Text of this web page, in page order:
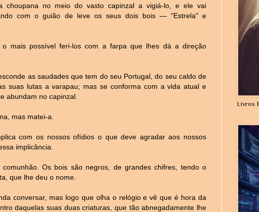
choupana no meio do vasto capinzal a vigiá-lo, e ele vai
com o guião de leve os seus dois bois — "Estrela" e
mais possível feri-los com a farpa que lhes dá a direção
as saudades que tem do seu Portugal, do seu caldo de
suas lutas a varapau; mas se conforma com a vida atual e
abundam no capinzal.
mas matei-a.
com os nossos ofídios o que deve agradar aos nossos
implicância.
Os bois são negros, de grandes chifres, tendo o
que lhe deu o nome.
conversar, mas logo que olha o relógio e vê que é hora da
daquelas suas duas criaturas, que tão abnegadamente lhe
Livros